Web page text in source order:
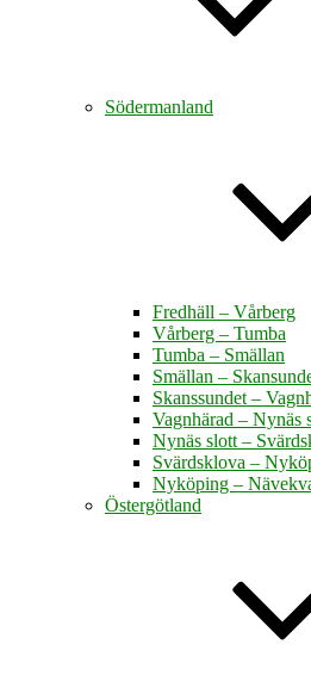
Södermanland
Fredhäll – Vårberg
Vårberg – Tumba
Tumba – Smällan
Smällan –
Skanssundet –
Vagnhärad – Nynäs
Nynäs slott –
Svärdsklova –
Nyköping –
Östergötland